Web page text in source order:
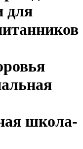
для
школа-